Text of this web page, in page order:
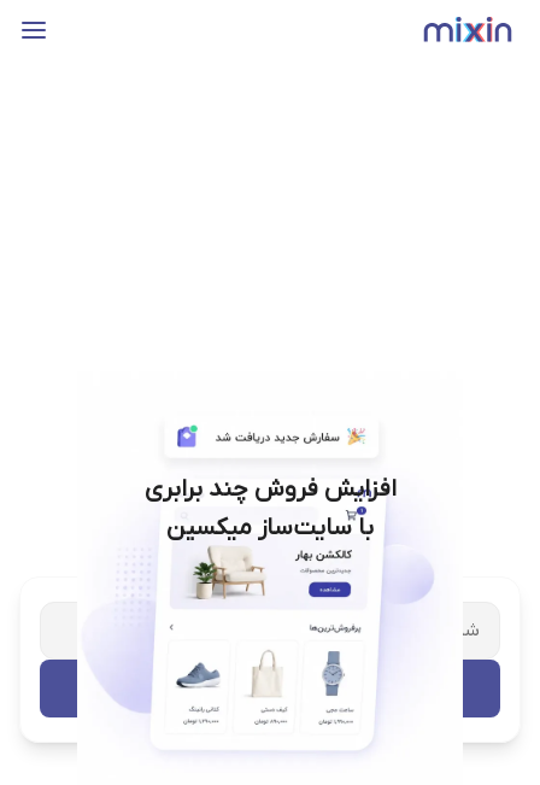
افزایش فروش چند برابری
با سایت‌ساز میکسین
شریک تجاری ترب با پشتیبانی اختصاصی
تست رایگان